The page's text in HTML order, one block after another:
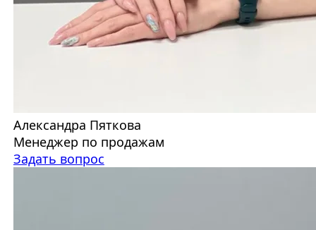
Александра Пяткова
Менеджер по продажам
Задать вопрос